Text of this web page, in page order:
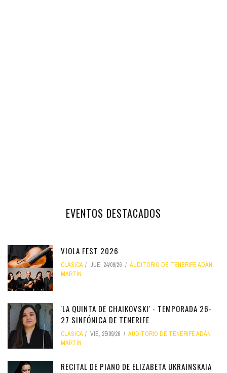
EVENTOS DESTACADOS
VIOLA FEST 2026
CLÁSICA JUE, 24/09/26
AUDITORIO DE TENERIFE ADÁN
MARTÍN
'LA QUINTA DE CHAIKOVSKI' - TEMPORADA 26-
27 SINFÓNICA DE TENERIFE
CLÁSICA VIE, 25/09/26
AUDITORIO DE TENERIFE ADÁN
MARTÍN
RECITAL DE PIANO DE ELIZABETA UKRAINSKAIA